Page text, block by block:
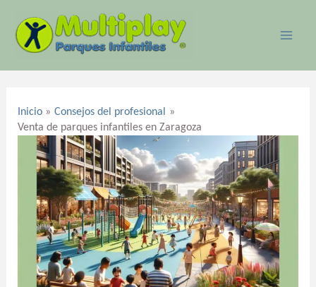
contenido
Inicio
Consejos del profesional
Venta de parques infantiles en Zaragoza
entradas